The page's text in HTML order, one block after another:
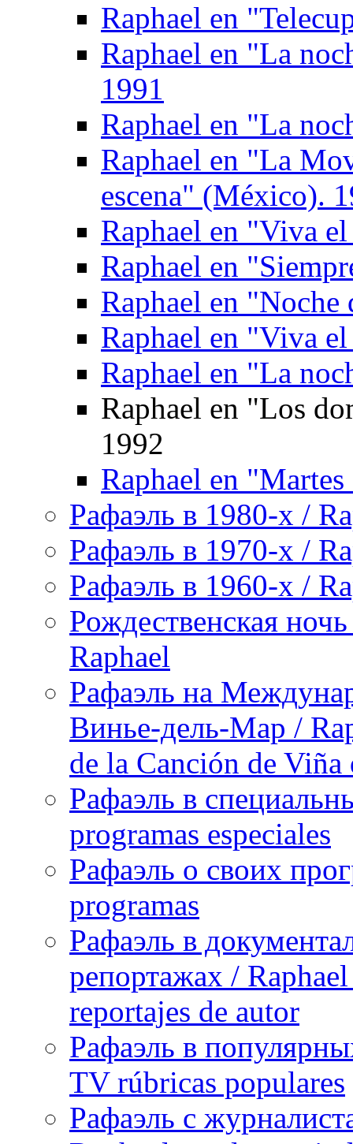
Raphael en
Raphael en "La
1991
Raphael en "La
Raphael en "La
escena" (México).
Raphael en "Viva
Raphael en
Raphael en
Raphael en "Viva
Raphael en "La
Raphael en "Los
1992
Raphael en
Рафаэль в 1980-х /
Рафаэль в 1970-х /
Рафаэль в 1960-х /
Рождественская
Raphael
Рафаэль на
Винье-дель-Мар /
de la Canción de
Рафаэль в
programas especiales
Рафаэль о своих
programas
Рафаэль в
репортажах /
reportajes de autor
Рафаэль в
TV rúbricas populares
Рафаэль с